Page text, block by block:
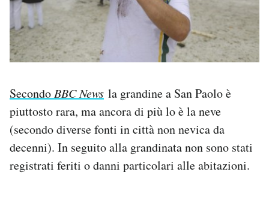
Secondo BBC News la grandine a San Paolo è
piuttosto rara, ma ancora di più lo è la neve
(secondo diverse fonti in città non nevica da
decenni). In seguito alla grandinata non sono stati
registrati feriti o danni particolari alle abitazioni.